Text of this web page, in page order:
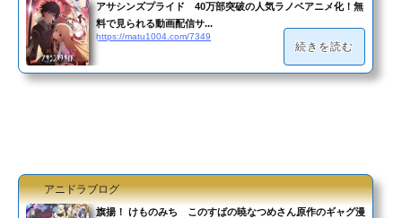
アサシンズプライド 40万部突破の人気ラノベアニメ化！無
料で見られる動画配信サ...
https://matu1004.com/7349
続きを読む
アニドラブログ
旗揚！ けものみち このすばの暁なつめさん原作のギャグ漫